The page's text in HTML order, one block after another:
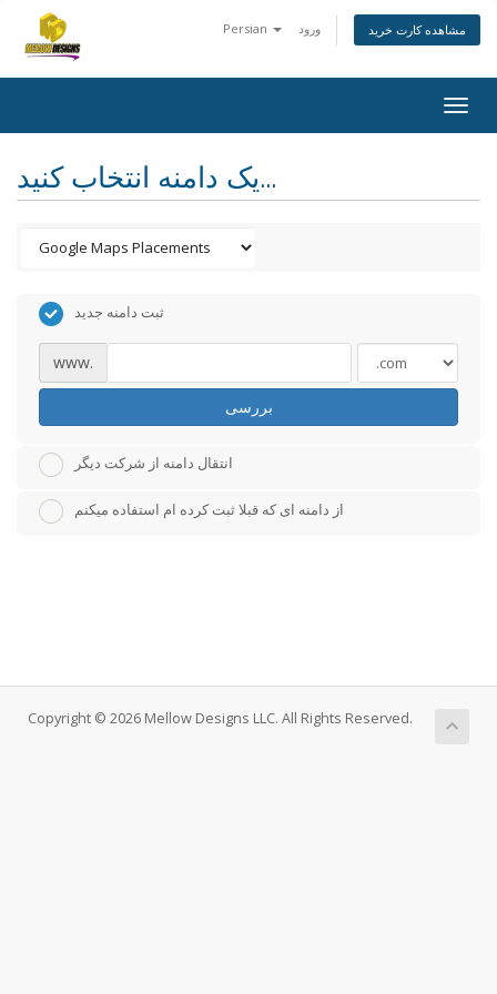
Persian ورود مشاهده کارت خرید
یک دامنه انتخاب کنید...
ثبت دامنه جدید
www.
بررسی
انتقال دامنه از شرکت دیگر
از دامنه ای که قبلا ثبت کرده ام استفاده میکنم
Copyright © 2026 Mellow Designs LLC. All Rights Reserved.